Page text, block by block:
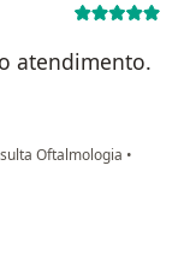
atendimento.
Oftalmologia •